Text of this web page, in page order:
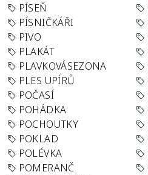
PÍSEŇ
PÍSNIČKÁŘI
PIVO
PLAKÁT
PLAVKOVÁSEZONA
PLES UPÍRŮ
POČASÍ
POHÁDKA
POCHOUTKY
POKLAD
POLÉVKA
POMERANČ